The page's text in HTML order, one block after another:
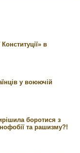
Конституції» в
у воюючій
боротися з
та рашизму?!